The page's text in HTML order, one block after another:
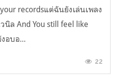
recordsแต่ฉันยังเล่นเพลง
ล And You still feel like
อบอ...
22